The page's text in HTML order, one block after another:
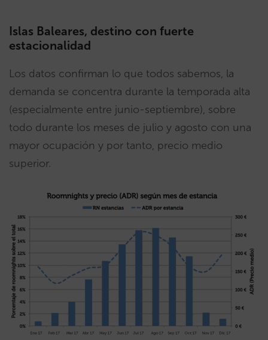
Islas Baleares, destino con fuerte
estacionalidad
Los datos confirman lo que todos sabemos, la
demanda se concentra durante la temporada alta
(especialmente entre junio-septiembre), sobre
todo durante los meses de julio y agosto con una
mayor ocupación y por tanto, precio medio
superior.